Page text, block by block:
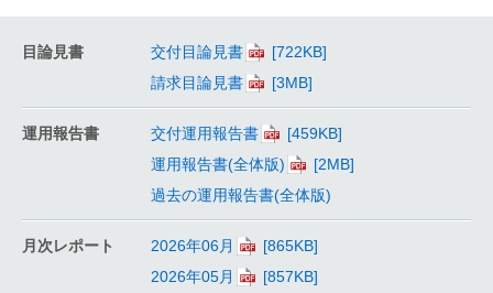
目論見書
交付目論見書
請求目論見書
運用報告書
交付運用報告書
運用報告書(全体版)
過去の運用報告書(全体版)
月次レポート
2026年06月
2026年05月